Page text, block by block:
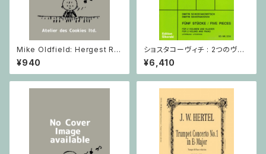
Mike Oldfield: Hergest Rid
ge / ピアノ
¥940
ショスタコーヴィチ : 2つのヴァ
イオリンとピアノのための 5つの
小品 / ヴァイオリン2とピアノ
¥6,410